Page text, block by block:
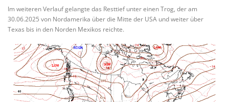
Im weiteren Verlauf gelangte das Resttief unter einen Trog, der am
30.06.2025 von Nordamerika über die Mitte der USA und weiter über
Texas bis in den Norden Mexikos reichte.